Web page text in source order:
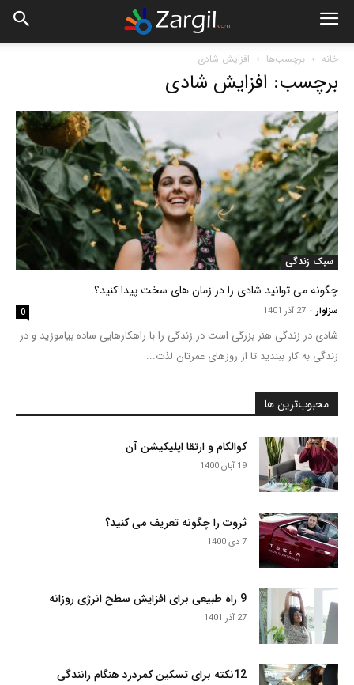
خانه برچسب‌ها افزایش شادی
برچسب: افزایش شادی
سبک زندگی
چگونه می توانید شادی را در زمان های سخت پیدا کنید؟
سزاوار - 27 آذر 1401 0
شادی در زندگی هنر بزرگی است در زندگی را با راهکارهایی ساده بیاموزید و در
زندگی به کار ببندید تا از روزهای عمرتان لذت...
محبوب‌ترین ها
کوالکام و ارتقا اپلیکیشن آن
19 آبان 1400
ثروت را چگونه تعریف می کنید؟
7 دی 1400
9 راه طبیعی برای افزایش سطح انرژی روزانه
27 آذر 1401
12نکته برای تسکین کمردرد هنگام رانندگی